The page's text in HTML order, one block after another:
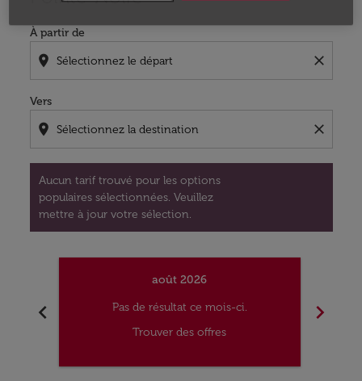
À partir de
location_on close
Vers
location_on close
Aucun tarif trouvé pour les options
populaires sélectionnées. Veuillez
mettre à jour votre sélection.
chevron_left
août 2026
Pas de résultat ce mois-ci.
Trouver des offres
chevron_right